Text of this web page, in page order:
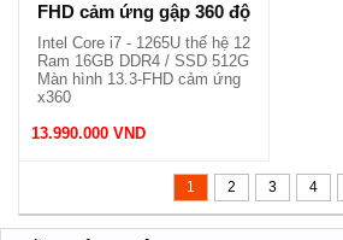
FHD cảm ứng gập 360 độ
Intel Core i7 - 1265U thế hệ 12
Ram 16GB DDR4 / SSD 512G
Màn hình 13.3-FHD cảm ứng
x360
1.36kg.
13.990.000 VND
1 2 3 4